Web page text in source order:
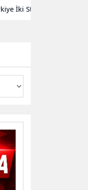
İki Standıyla Win